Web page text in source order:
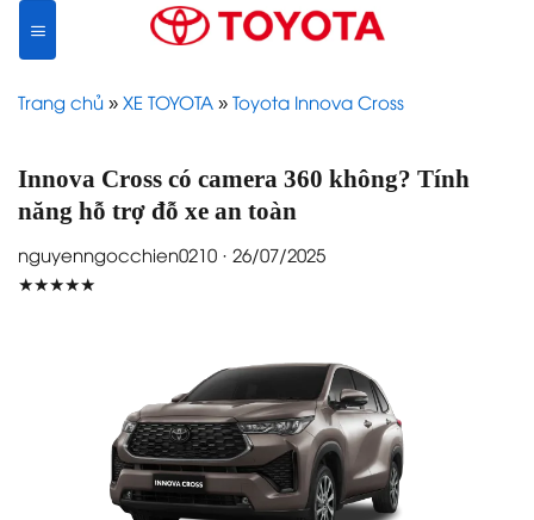
content
Trang chủ » XE TOYOTA » Toyota Innova Cross
Innova Cross có camera 360 không? Tính
năng hỗ trợ đỗ xe an toàn
nguyenngocchien0210 · 26/07/2025
★★★★★